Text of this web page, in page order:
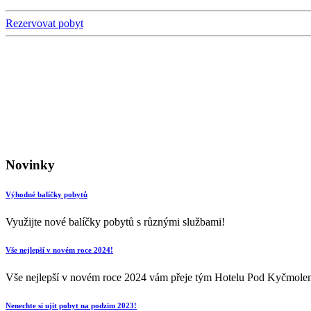
Rezervovat pobyt
Novinky
Výhodné balíčky pobytů
Využijte nové balíčky pobytů s různými službami!
Vše nejlepší v novém roce 2024!
Vše nejlepší v novém roce 2024 vám přeje tým Hotelu Pod
Nenechte si ujít pobyt na podzim 2023!